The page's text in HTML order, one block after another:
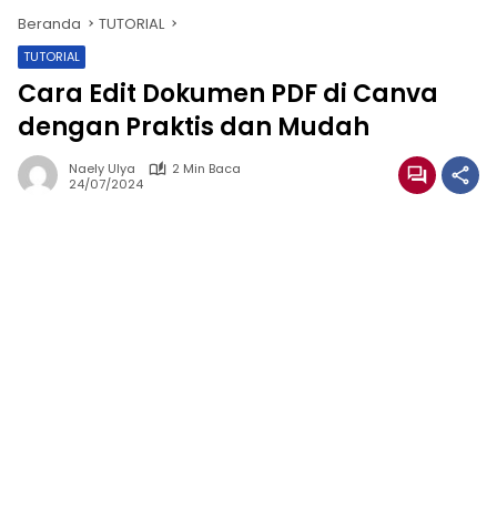
Beranda TUTORIAL
TUTORIAL
Cara Edit Dokumen PDF di Canva
dengan Praktis dan Mudah
Naely Ulya
2 Min Baca
24/07/2024